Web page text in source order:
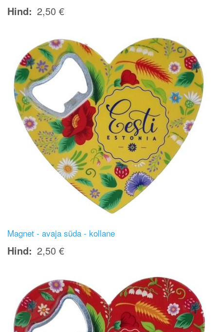
Hind 2,50 €
Magnet - avaja süda - kollane
Hind 2,50 €